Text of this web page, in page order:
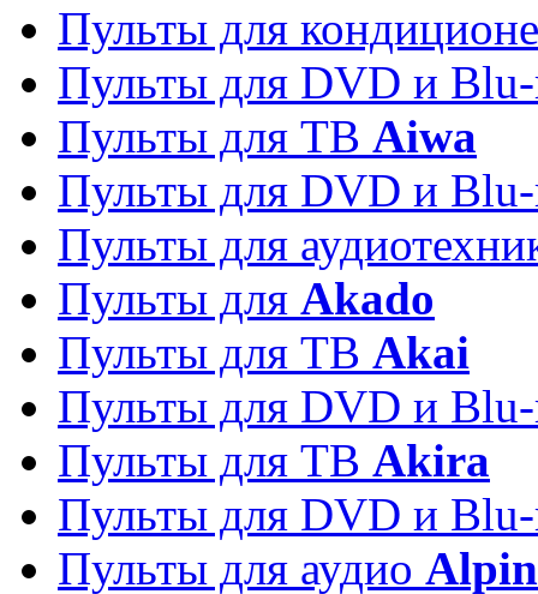
Пульты для
Пульты для DVD и
Пульты для ТВ Aiwa
Пульты для DVD и
Пульты для
Пульты для Akado
Пульты для ТВ Akai
Пульты для DVD и
Пульты для ТВ Akira
Пульты для DVD и
Пульты для аудио